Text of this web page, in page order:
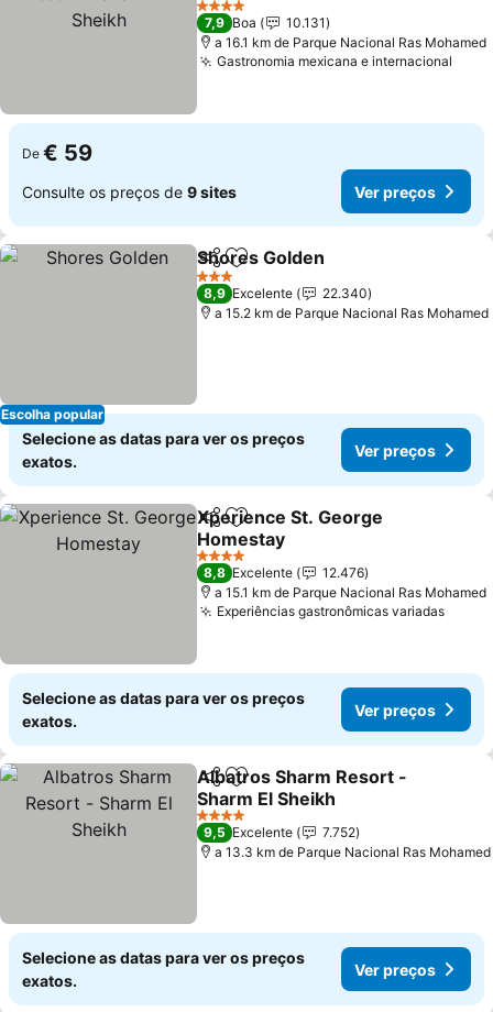
4 Estrelas
7,9 Boa
10.131
a 16.1 km de Parque Nacional Ras Mohamed
Gastronomia mexicana e internacional
De € 59
Consulte os preços de 9 sites Ver preços
Escolha popular
PartilharAdicionar aos favoritos
Shores Golden
3 Estrelas
8,9 Excelente
22.340
a 15.2 km de Parque Nacional Ras Mohamed
Selecione as datas para ver os preços
exatos.
Ver preços
PartilharAdicionar aos favoritos
Xperience St. George
Homestay
4 Estrelas
8,8 Excelente
12.476
a 15.1 km de Parque Nacional Ras Mohamed
Experiências gastronômicas variadas
Selecione as datas para ver os preços
exatos.
Ver preços
PartilharAdicionar aos favoritos
Albatros Sharm Resort -
Sharm El Sheikh
4 Estrelas
9,5 Excelente
7.752
a 13.3 km de Parque Nacional Ras Mohamed
Selecione as datas para ver os preços
exatos.
Ver preços